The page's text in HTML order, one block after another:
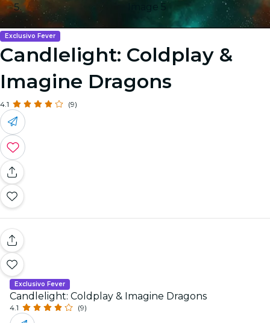
Image 5
Exclusivo Fever
Candlelight: Coldplay &
Imagine Dragons
4.1 (9)
Exclusivo Fever
Candlelight: Coldplay & Imagine Dragons
4.1 (9)